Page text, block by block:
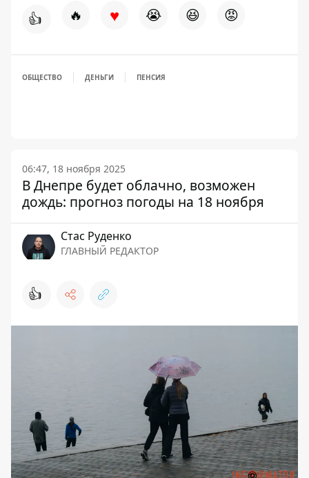
👍 🔥 ♥ 😭 😆 😡
ОБЩЕСТВО ДЕНЬГИ ПЕНСИЯ
06:47, 18 ноября 2025
В Днепре будет облачно, возможен
дождь: прогноз погоды на 18 ноября
Стаc Руденко
ГЛАВНЫЙ РЕДАКТОР
👍